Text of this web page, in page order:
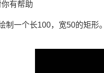
有帮助
制一个长100，宽50的矩形